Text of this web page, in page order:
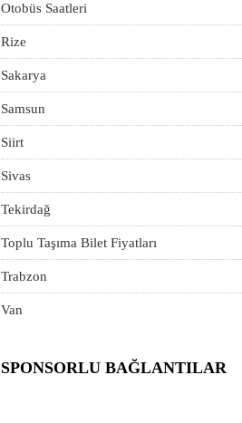
Otobüs Saatleri
Rize
Sakarya
Samsun
Siirt
Sivas
Tekirdağ
Toplu Taşıma Bilet Fiyatları
Trabzon
Van
SPONSORLU BAĞLANTILAR